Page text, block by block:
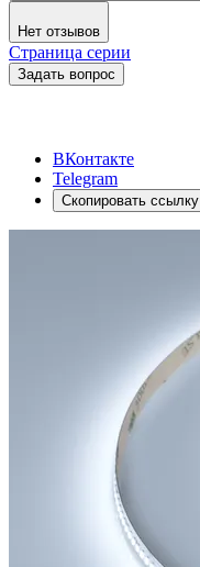
Нет отзывов
Страница серии
Задать вопрос
ВКонтакте
Telegram
Скопировать ссылку